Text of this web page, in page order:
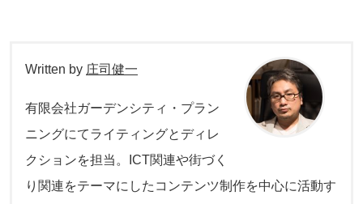
Written by 庄司健一
有限会社ガーデンシティ・プラン
ニングにてライティングとディレ
クションを担当。ICT関連や街づく
り関連をテーマにしたコンテンツ制作を中心に活動す